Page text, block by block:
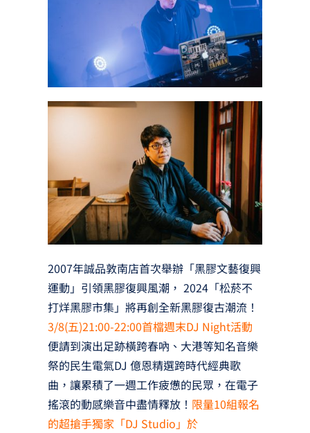
2007年誠品敦南店首次舉辦「黑膠文藝復興
運動」引領黑膠復興風潮， 2024「松菸不
打烊黑膠市集」將再創全新黑膠復古潮流！
3/8(五)21:00-22:00首檔週末DJ Night活動
便請到演出足跡橫跨春吶、大港等知名音樂
祭的民生電氣DJ 億恩精選跨時代經典歌
曲，讓累積了一週工作疲憊的民眾，在電子
搖滾的動感樂音中盡情釋放！ 限量10組報名
的超搶手獨家「DJ Studio」於